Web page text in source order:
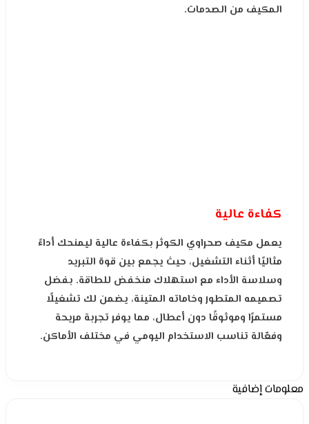
المكيف من الصدمات.
كفاءة عالية
يعمل مكيف صحراوي الكوثر بكفاءة عالية ليمنحك أداءً
مثاليًا أثناء التشغيل، حيث يجمع بين قوة التبريد
وسلاسة الأداء مع استهلاك منخفض للطاقة. بفضل
تصميمه المتطور وخاماته المتينة، يضمن لك تشغيلًا
مستمرًا وموثوقًا دون أعطال، مما يوفر تجربة مريحة
وفعّالة تناسب الاستخدام اليومي في مختلف الأماكن.
معلومات إضافية